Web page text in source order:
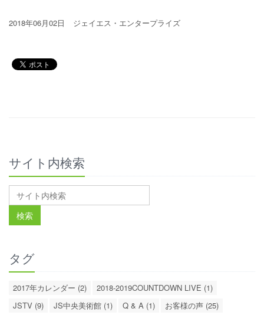
2018年06月02日 ジェイエス・エンタープライズ
サイト内検索
タグ
2017年カレンダー (2)
2018-2019COUNTDOWN LIVE (1)
JSTV (9)
JS中央美術館 (1) Q & A (1)
お客様の声 (25)